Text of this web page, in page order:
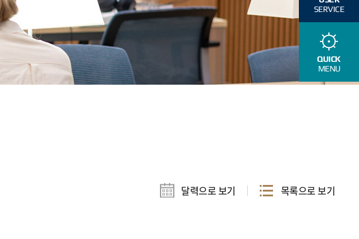
SERVICE
QUICK
MENU
달력으로 보기 목록으로 보기